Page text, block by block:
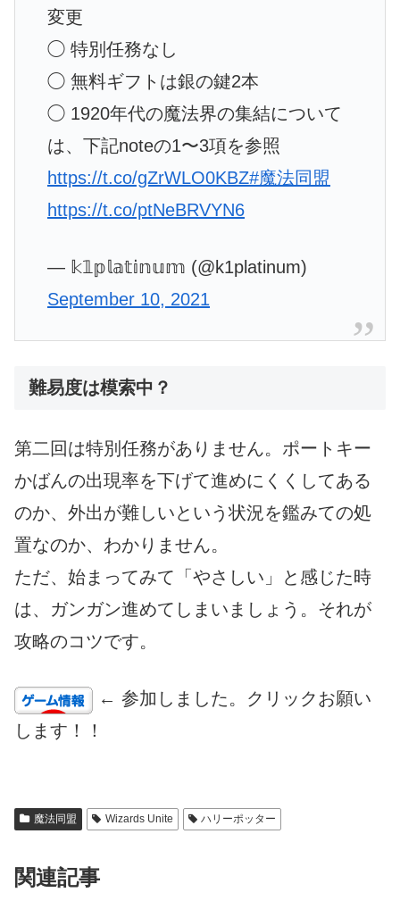
変更
◯ 特別任務なし
◯ 無料ギフトは銀の鍵2本
◯ 1920年代の魔法界の集結について
は、下記noteの1〜3項を参照
https://t.co/gZrWLO0KBZ#魔法同盟
https://t.co/ptNeBRVYN6
— 𝕜𝟙𝕡𝕝𝕒𝕥𝕚𝕟𝕦𝕞 (@k1platinum)
September 10, 2021
難易度は模索中？
第二回は特別任務がありません。ポートキー
かばんの出現率を下げて進めにくくしてある
のか、外出が難しいという状況を鑑みての処
置なのか、わかりません。
ただ、始まってみて「やさしい」と感じた時
は、ガンガン進めてしまいましょう。それが
攻略のコツです。
← 参加しました。クリックお願い
します！！
魔法同盟 Wizards Unite ハリーポッター
関連記事